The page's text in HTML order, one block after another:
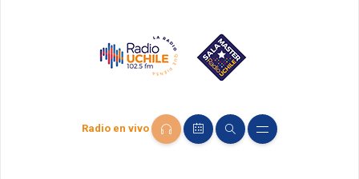
Radio en vivo